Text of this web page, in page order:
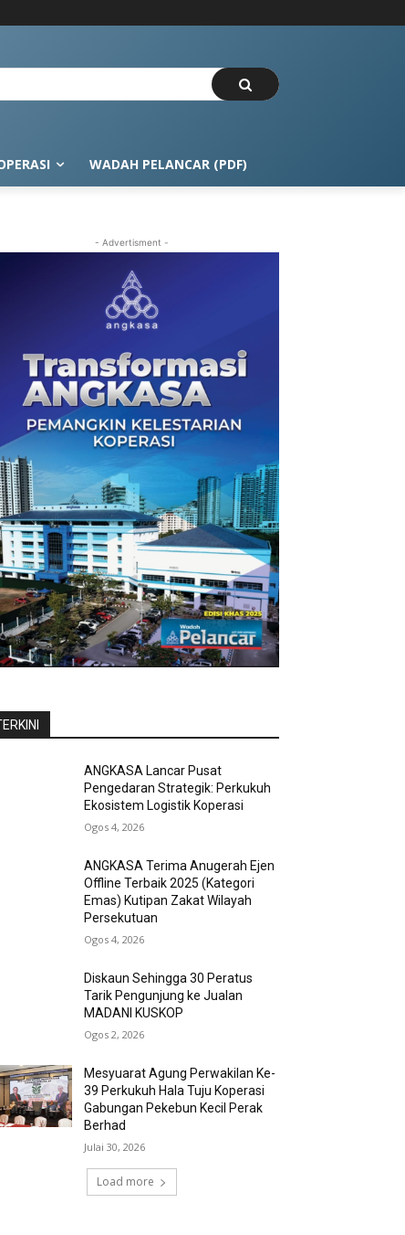
WADAH PELANCAR (PDF)
- Advertisment -
ANGKASA Lancar Pusat
Pengedaran Strategik: Perkukuh
Ekosistem Logistik Koperasi
Ogos 4, 2026
ANGKASA Terima Anugerah Ejen
Offline Terbaik 2025 (Kategori
Emas) Kutipan Zakat Wilayah
Persekutuan
Ogos 4, 2026
Diskaun Sehingga 30 Peratus
Tarik Pengunjung ke Jualan
MADANI KUSKOP
Ogos 2, 2026
Mesyuarat Agung Perwakilan Ke-
39 Perkukuh Hala Tuju Koperasi
Gabungan Pekebun Kecil Perak
Berhad
Julai 30, 2026
Load more